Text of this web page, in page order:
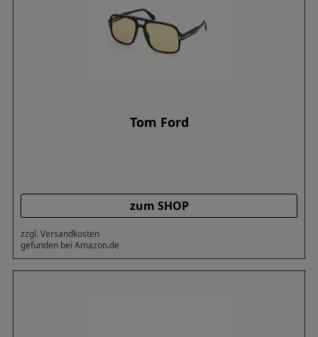
Tom Ford
zum SHOP
zzgl. Versandkosten
gefunden bei Amazon.de